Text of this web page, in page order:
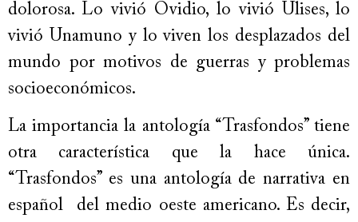
dolorosa. Lo vivió Ovidio, lo vivió Ulises, lo
vivió Unamuno y lo viven los desplazados del
mundo por motivos de guerras y problemas
socioeconómicos.
La importancia la antología “Trasfondos” tiene
otra característica que la hace única.
“Trasfondos” es una antología de narrativa en
español del medio oeste americano. Es decir,